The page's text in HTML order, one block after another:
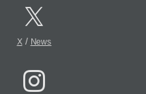
X/ News